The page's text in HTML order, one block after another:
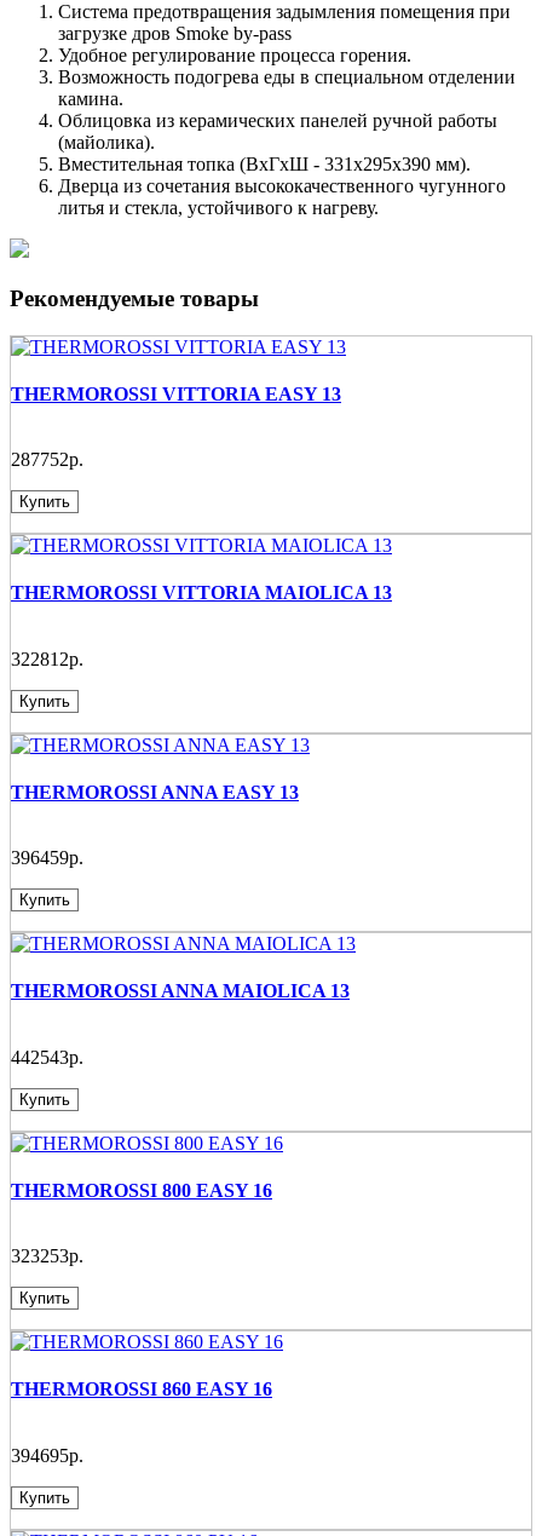
Система предотвращения задымления помещения при
загрузке дров Smoke by-pass
Удобное регулирование процесса горения.
Возможность подогрева еды в специальном отделении
камина.
Облицовка из керамических панелей ручной работы
(майолика).
Вместительная топка (ВxГxШ - 331x295x390 мм).
Дверца из сочетания высококачественного чугунного
литья и стекла, устойчивого к нагреву.
Рекомендуемые товары
THERMOROSSI VITTORIA EASY 13
287752р.
Купить
THERMOROSSI VITTORIA MAIOLICA 13
322812р.
Купить
THERMOROSSI ANNA EASY 13
396459р.
Купить
THERMOROSSI ANNA MAIOLICA 13
442543р.
Купить
THERMOROSSI 800 EASY 16
323253р.
Купить
THERMOROSSI 860 EASY 16
394695р.
Купить